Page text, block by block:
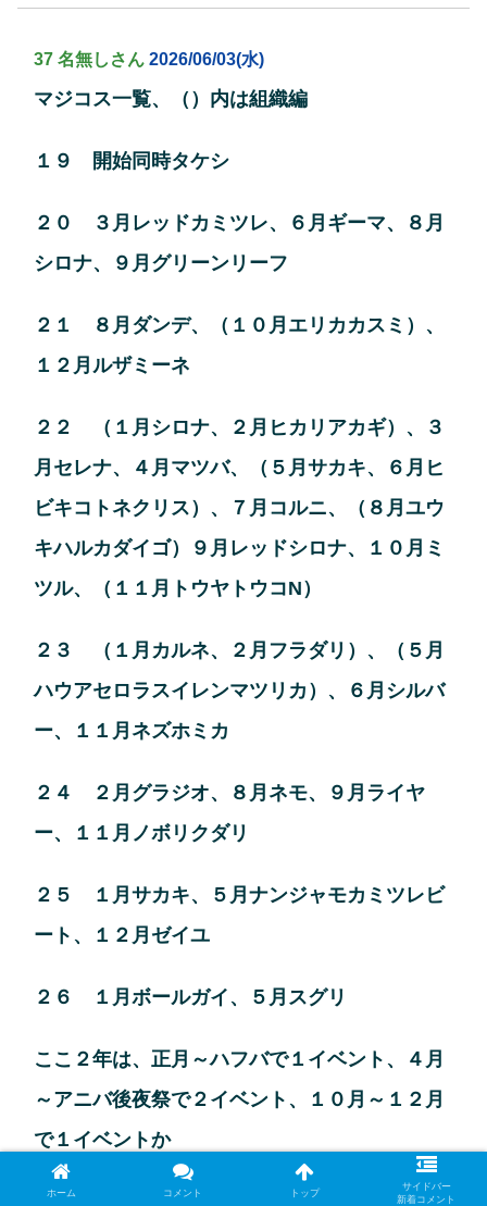
37 名無しさん 2026/06/03(水)
マジコス一覧、（）内は組織編
１９ 開始同時タケシ
２０ ３月レッドカミツレ、６月ギーマ、８月
シロナ、９月グリーンリーフ
２１ ８月ダンデ、（１０月エリカカスミ）、
１２月ルザミーネ
２２ （１月シロナ、２月ヒカリアカギ）、３
月セレナ、４月マツバ、（５月サカキ、６月ヒ
ビキコトネクリス）、７月コルニ、（８月ユウ
キハルカダイゴ）９月レッドシロナ、１０月ミ
ツル、（１１月トウヤトウコN）
２３ （１月カルネ、２月フラダリ）、（５月
ハウアセロラスイレンマツリカ）、６月シルバ
ー、１１月ネズホミカ
２４ ２月グラジオ、８月ネモ、９月ライヤ
ー、１１月ノボリクダリ
２５ １月サカキ、５月ナンジャモカミツレビ
ート、１２月ゼイユ
２６ １月ボールガイ、５月スグリ
ここ２年は、正月～ハフバで１イベント、４月
～アニバ後夜祭で２イベント、１０月～１２月
で１イベントか
ホーム コメント トップ
サイドバー
新着コメント